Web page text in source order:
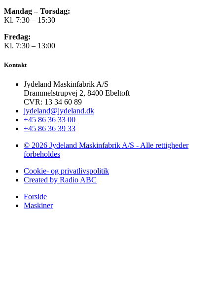
Mandag – Torsdag:
Kl. 7:30 – 15:30
Fredag:
Kl. 7:30 – 13:00
Kontakt
Jydeland Maskinfabrik A/S
Drammelstrupvej 2, 8400 Ebeltoft
CVR: 13 34 60 89
jydeland@jydeland.dk
+45 86 36 33 00
+45 86 36 39 33
© 2026 Jydeland Maskinfabrik A/S - Alle rettigheder
forbeholdes
Cookie- og privatlivspolitik
Created by Radio ABC
Forside
Maskiner